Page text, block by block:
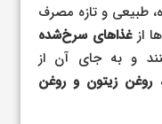
طبیعی و تازه مصرف
ازغذاهای سرخ‌شده
و به جای آن از
روغن زیتون و روغن